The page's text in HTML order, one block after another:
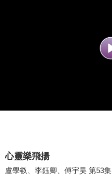
心靈樂飛揚
盧學叡、李鈺卿、傅宇昊 第53集